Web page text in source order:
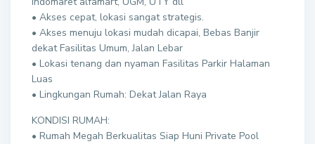
• Akses cepat, lokasi sangat strategis.
• Akses menuju lokasi mudah dicapai, Bebas Banjir
dekat Fasilitas Umum, Jalan Lebar
• Lokasi tenang dan nyaman Fasilitas Parkir Halaman
Luas
• Lingkungan Rumah: Dekat Jalan Raya
KONDISI RUMAH:
• Rumah Megah Berkualitas Siap Huni Private Pool